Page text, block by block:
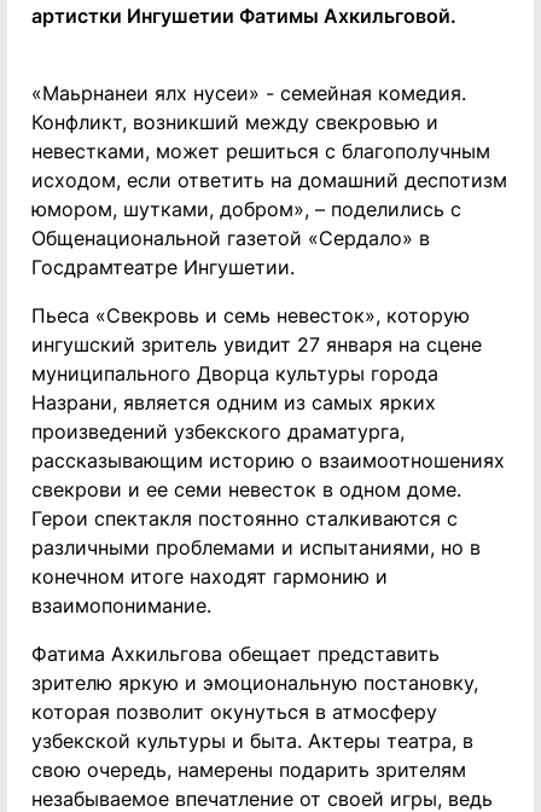
артистки Ингушетии Фатимы Ахкильговой.
«Маьрнанеи ялх нусеи» - семейная комедия.
Конфликт, возникший между свекровью и
невестками, может решиться с благополучным
исходом, если ответить на домашний деспотизм
юмором, шутками, добром», – поделились с
Общенациональной газетой «Сердало» в
Госдрамтеатре Ингушетии.
Пьеса «Свекровь и семь невесток», которую
ингушский зритель увидит 27 января на сцене
муниципального Дворца культуры города
Назрани, является одним из самых ярких
произведений узбекского драматурга,
рассказывающим историю о взаимоотношениях
свекрови и ее семи невесток в одном доме.
Герои спектакля постоянно сталкиваются с
различными проблемами и испытаниями, но в
конечном итоге находят гармонию и
взаимопонимание.
Фатима Ахкильгова обещает представить
зрителю яркую и эмоциональную постановку,
которая позволит окунуться в атмосферу
узбекской культуры и быта. Актеры театра, в
свою очередь, намерены подарить зрителям
незабываемое впечатление от своей игры, ведь